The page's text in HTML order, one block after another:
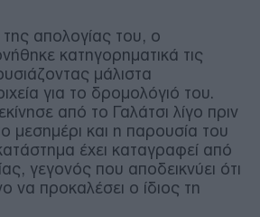
της απολογίας του, ο
κατηγορηματικά τις
μάλιστα
για το δρομολόγιό του.
από το Γαλάτσι λίγο πριν
μεσημέρι και η παρουσία του
έχει καταγραφεί από
γεγονός που αποδεικνύει ότι
να προκαλέσει ο ίδιος τη